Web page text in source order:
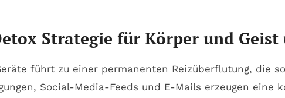
Strategie für Körper und Geist
führt zu einer permanenten Reizüberflutung, die
Social-Media-Feeds und E-Mails erzeugen